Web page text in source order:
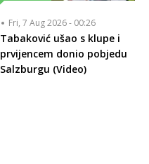
Fri, 7 Aug 2026 - 00:26
Tabaković ušao s klupe i
prvijencem donio pobjedu
Salzburgu (Video)